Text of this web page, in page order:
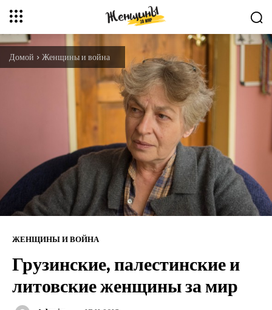
Домой Женщины и война
ЖЕНЩИНЫ И ВОЙНА
Грузинские, палестинские и
литовские женщины за мир